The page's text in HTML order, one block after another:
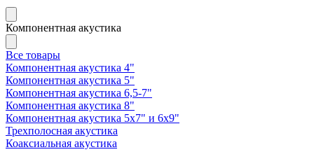
Компонентная акустика
Все товары
Компонентная акустика 4"
Компонентная акустика 5"
Компонентная акустика 6,5-7"
Компонентная акустика 8"
Компонентная акустика 5х7" и 6х9"
Трехполосная акустика
Коаксиальная акустика